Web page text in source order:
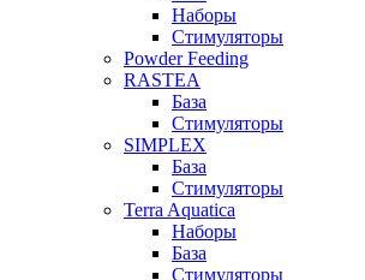
Наборы
Стимуляторы
Powder Feeding
RASTEA
База
Стимуляторы
SIMPLEX
База
Стимуляторы
Terra Aquatica
Наборы
База
Стимуляторы